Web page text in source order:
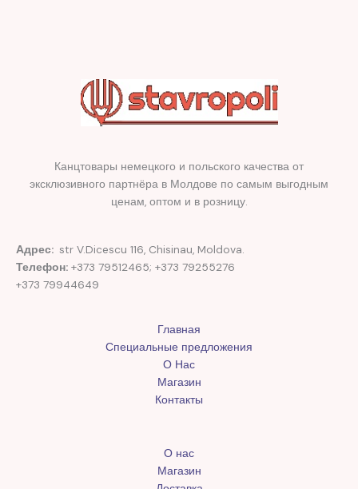
Канцтовары немецкого и польского качества от
эксклюзивного партнёра в Молдове по самым выгодным
ценам, оптом и в розницу.
Адрес: str V.Dicescu 116, Chisinau, Moldova.
Телефон: +373 79512465; +373 79255276
+373 79944649
Главная
Специальные предложения
О Нас
Магазин
Контакты
О нас
Магазин